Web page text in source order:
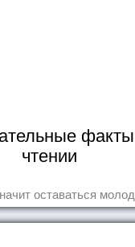
чтении
оставаться